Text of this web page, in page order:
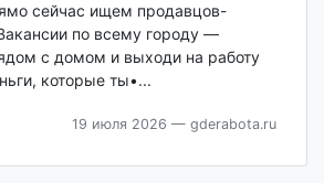
сейчас ищем продавцов-
по всему городу —
с домом и выходи на работу
которые ты•...
19 июля 2026 — gderabota.ru